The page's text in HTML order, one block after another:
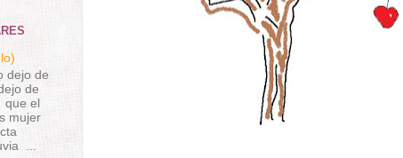
dejo de
de
el
mujer
...